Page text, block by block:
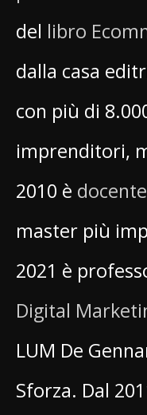
del libro
dalla casa
con più di
imprenditori,
2010 è
master più
2021 è
Digital
LUM De
Sforza. Dal